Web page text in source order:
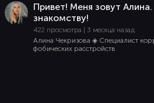
Привет! Меня зовут
знакомству!
422 просмотра | 3 месяца назад
Алина Чекризова ◈ Специалист
фобических расстройств